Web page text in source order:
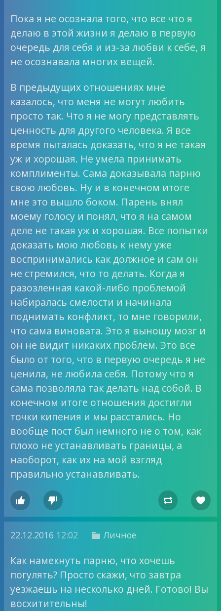
Пока я не осознала того, что все что я
делаю в этой жизни я делаю в первую
очередь для себя и из-за любви к себе, я
не осознавала многих вещей.
В предыдущих отношениях мне
казалось, что меня не могут любить
просто так. Что я не могу представлять
ценность для другого человека. Я все
время пыталась доказать, что я не такая
уж и хорошая. Не умела принимать
комплименты. Сама доказывала парню
свою любовь. Ну и в конечном итоге
мне это вышло боком. Парень внял
моему голосу и понял, что я на самом
деле не такая уж и хорошая. Все попытки
доказать мою любовь к нему уже
воспринимались как должное и сам он
не стремился, что то делать. Когда я
разозленная какой-либо проблемой
набиралась смелости и начинала
поднимать конфликт, то мне говорили,
что сама виновата. Это я выношу мозг и
он не видит никаких проблем. Это все
было от того, что в первую очередь я не
ценила, не любила себя. Потому что я
сама позволяла так делать над собой. В
конечном итоге отношения достигли
точки кипения и мы расстались. Но
вообще пост был немного не о том, как
плохо не устанавливать границы, а
наоборот, как их на мой взгляд
правильно устанавливать.
   
22.12.2016 12:02  Личное
Как намекнуть парню, что хочешь
погулять? Просто скажи, что завтра
уезжаешь на несколько дней. Готово! Вы
восхитительны!